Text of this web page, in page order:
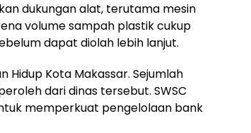
dukungan alat, terutama mesin
volume sampah plastik cukup
dapat diolah lebih lanjut.
Hidup Kota Makassar. Sejumlah
dari dinas tersebut. SWSC
memperkuat pengelolaan bank